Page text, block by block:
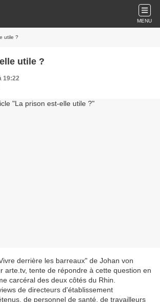
MENU
utile ?
utile ?
19:22
derrière les barreaux" de Johan von
arte.tv, tente de répondre à cette question en
carcéral des deux côtés du Rhin.
de directeurs d'établissement
de personnel de santé, de travailleurs